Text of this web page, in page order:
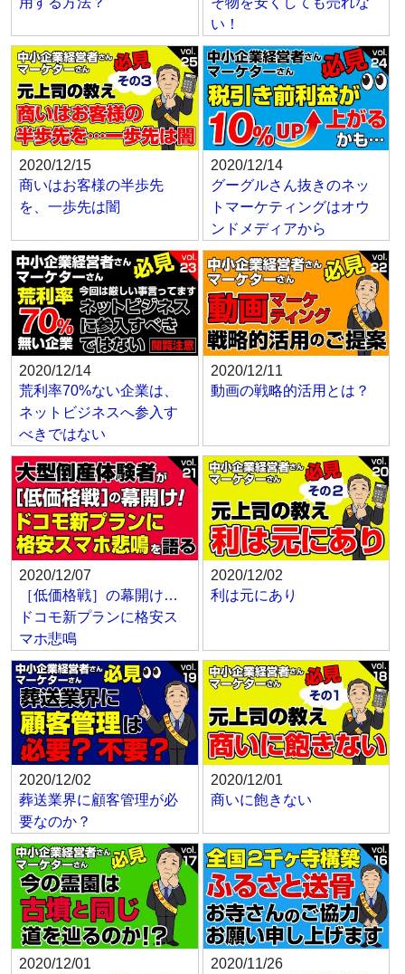
い！
2020/12/15
商いはお客様の半歩先
を、一歩先は闇
2020/12/14
グーグルさん抜きのネッ
トマーケティングはオウ
ンドメディアから
2020/12/14
荒利率70%ない企業は、
ネットビジネスへ参入す
べきではない
2020/12/11
動画の戦略的活用とは？
2020/12/07
［低価格戦］の幕開け…
ドコモ新プランに格安ス
マホ悲鳴
2020/12/02
利は元にあり
2020/12/02
葬送業界に顧客管理が必
要なのか？
2020/12/01
商いに飽きない
2020/12/01
2020/11/26